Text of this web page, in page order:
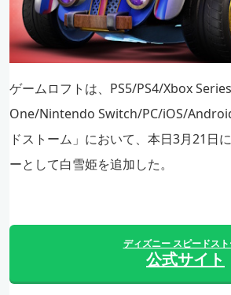
ゲームロフトは、PS5/PS4/Xbox
One/Nintendo Switch/PC/iOS/
ドストーム」において、本日3月21日
ーとして白雪姫を追加した。
ディズニー スピードス
公式サイト